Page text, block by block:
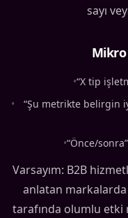
sayı
•“X tip
•
“Şu metrikte belirgin
•“Önce/
Varsayım: B2B
anlatan
tarafında olumlu etki